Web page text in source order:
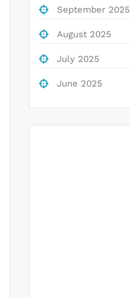
September 2025
August 2025
July 2025
June 2025